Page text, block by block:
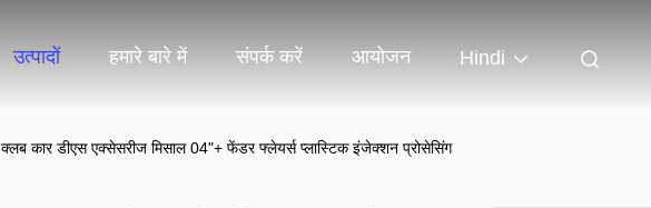
उत्पादों हमारे बारे में संपर्क करें आयोजन Hindi
क्लब कार डीएस एक्सेसरीज मिसाल 04"+ फेंडर फ्लेयर्स प्लास्टिक इंजेक्शन प्रोसेसिंग